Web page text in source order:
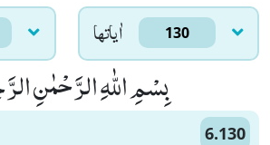
اٰياتها 130
بِسْمِ اللّٰهِ الرَّحْمٰنِ
6.130